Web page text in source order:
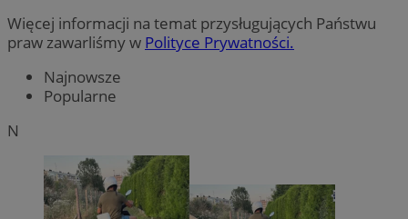
Więcej informacji na temat przysługujących Państwu
praw zawarliśmy w Polityce Prywatności.
Najnowsze
Popularne
N